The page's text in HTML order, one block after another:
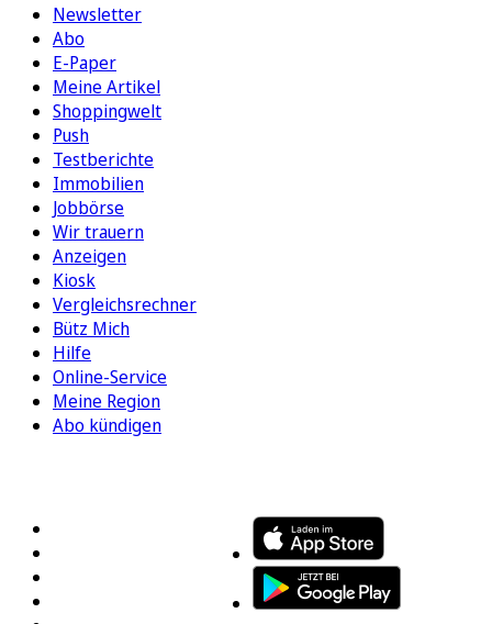
Newsletter
Abo
E-Paper
Meine Artikel
Shoppingwelt
Push
Testberichte
Immobilien
Jobbörse
Wir trauern
Anzeigen
Kiosk
Vergleichsrechner
Bütz Mich
Hilfe
Online-Service
Meine Region
Abo kündigen